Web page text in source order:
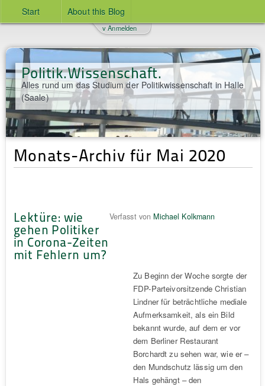
Start About this Blog
Politik.Wissenschaft.
Alles rund um das Studium der Politikwissenschaft in Halle
(Saale)
v Anmelden
Monats-Archiv für Mai 2020
Lektüre: wie
gehen Politiker
in Corona-Zeiten
mit Fehlern um?
Verfasst von Michael Kolkmann
Zu Beginn der Woche sorgte der
FDP-Parteivorsitzende Christian
Lindner für beträchtliche mediale
Aufmerksamkeit, als ein Bild
bekannt wurde, auf dem er vor
dem Berliner Restaurant
Borchardt zu sehen war, wie er –
den Mundschutz lässig um den
Hals gehängt – den